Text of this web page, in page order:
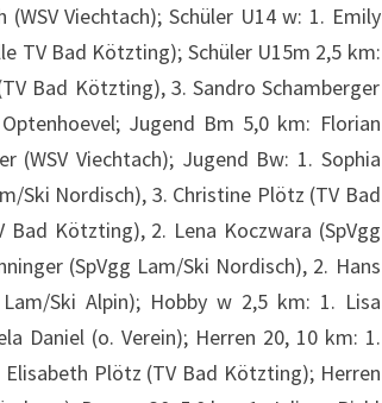
Viechtach); Schüler U14 w: 1. Emily
TV Bad Kötzting); Schüler U15m 2,5 km:
Bad Kötzting), 3. Sandro Schamberger
Jugend Bm 5,0 km: Florian
(WSV Viechtach); Jugend Bw: 1. Sophia
Ski Nordisch), 3. Christine Plötz (TV Bad
Kötzting), 2. Lena Koczwara (SpVgg
(SpVgg Lam/Ski Nordisch), 2. Hans
Ski Alpin); Hobby w 2,5 km: 1. Lisa
Daniel (o. Verein); Herren 20, 10 km: 1.
Elisabeth Plötz (TV Bad Kötzting); Herren